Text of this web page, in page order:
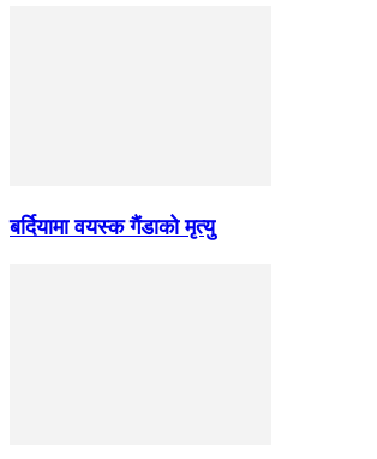
बर्दियामा वयस्क गैंडाको मृत्यु